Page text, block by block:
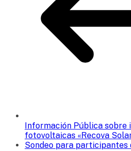
Información Pública sobre
fotovoltaicas «Recova
Sondeo para participantes